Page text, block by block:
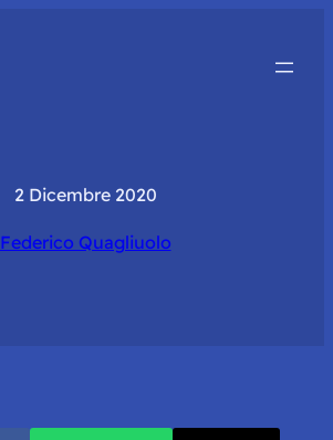
2 Dicembre 2020
Federico Quagliuolo